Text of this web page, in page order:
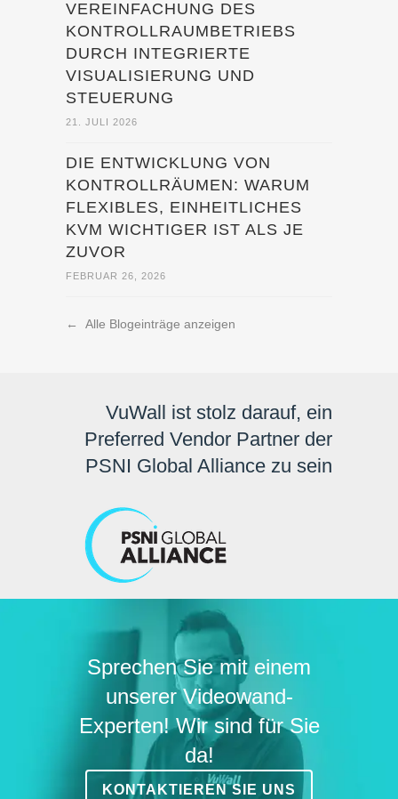
VEREINFACHUNG DES
KONTROLLRAUMBETRIEBS
DURCH INTEGRIERTE
VISUALISIERUNG UND
STEUERUNG
21. JULI 2026
DIE ENTWICKLUNG VON
KONTROLLRÄUMEN: WARUM
FLEXIBLES, EINHEITLICHES
KVM WICHTIGER IST ALS JE
ZUVOR
FEBRUAR 26, 2026
← Alle Blogeinträge anzeigen
VuWall ist stolz darauf, ein
Preferred Vendor Partner der
PSNI Global Alliance zu sein
Sprechen Sie mit einem
unserer Videowand-
Experten! Wir sind für Sie
da!
KONTAKTIEREN SIE UNS